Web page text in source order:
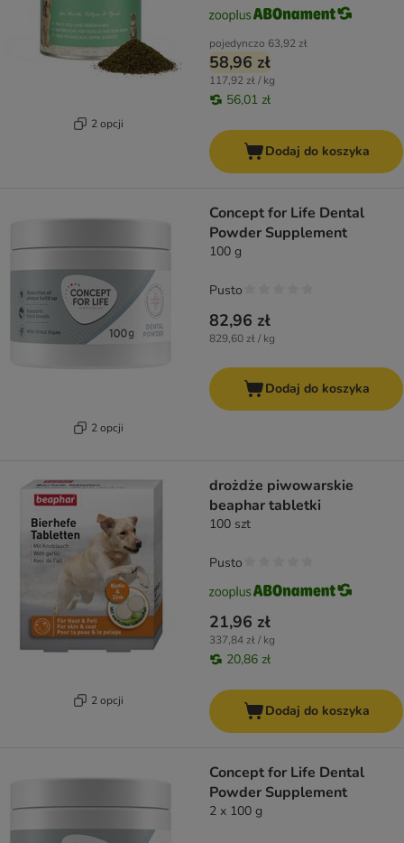
2 opcji
pojedynczo 63,92 zł
58,96 zł
117,92 zł / kg
56,01 zł
Dodaj do koszyka
2 opcji
Concept for Life Dental
Powder Supplement
100 g
82,96 zł
829,60 zł / kg
Pusto
Dodaj do koszyka
2 opcji
drożdże piwowarskie
beaphar tabletki
100 szt
21,96 zł
337,84 zł / kg
20,86 zł
Pusto
Dodaj do koszyka
Concept for Life Dental
Powder Supplement
2 x 100 g